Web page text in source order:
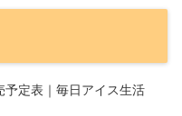
予定表｜毎日アイス生活